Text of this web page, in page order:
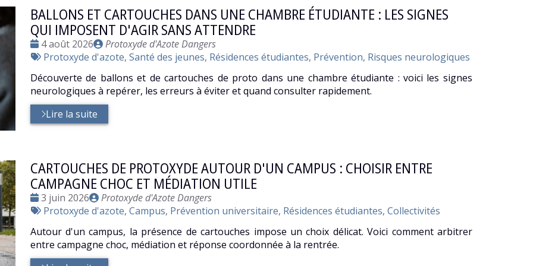
BALLONS ET CARTOUCHES DANS UNE CHAMBRE ÉTUDIANTE : LES SIGNES
QUI IMPOSENT D'AGIR SANS ATTENDRE
Date
:
4 août 2026
Publié
par
Protoxyde d'Azote Dangers
Tags
Protoxyde d'azote, Santé des jeunes, Résidences étudiantes, Prévention, Risques neurologiques
Découverte de ballons et de cartouches de proto dans une chambre étudiante : voici les signes
neurologiques à repérer, les erreurs à éviter et quand consulter rapidement.
Lire la suite
CARTOUCHES DE PROTOXYDE AUTOUR D'UN CAMPUS : CHOISIR ENTRE
CAMPAGNE CHOC ET MÉDIATION UTILE
Date
:
3 juin 2026
Publié
par
Protoxyde d'Azote Dangers
Tags
Protoxyde d'azote, Campus, Prévention universitaire, Résidences étudiantes, Collectivités
Autour d'un campus, la présence de cartouches impose un choix délicat. Voici comment arbitrer
entre campagne choc, médiation et réponse coordonnée à la rentrée.